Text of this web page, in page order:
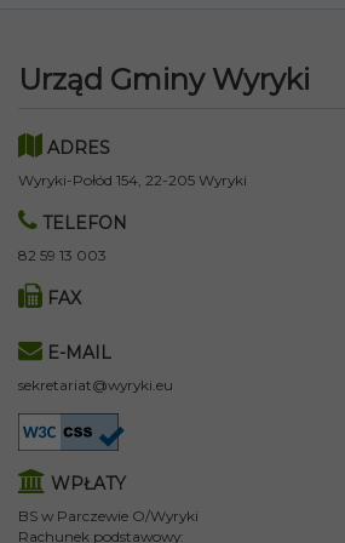
Urząd Gminy Wyryki
ADRES
Wyryki-Połód 154, 22-205 Wyryki
TELEFON
82 59 13 003
FAX
E-MAIL
sekretariat@wyryki.eu
WPŁATY
BS w Parczewie O/Wyryki
Rachunek podstawowy: